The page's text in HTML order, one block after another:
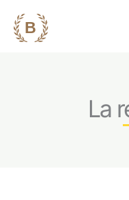
contenido
La